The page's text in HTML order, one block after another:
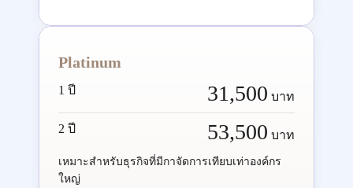
Platinum
1 ปี 31,500 บาท
2 ปี 53,500 บาท
เหมาะสำหรับธุรกิจที่มีกาจัดการเทียบเท่าองค์กร
ใหญ่